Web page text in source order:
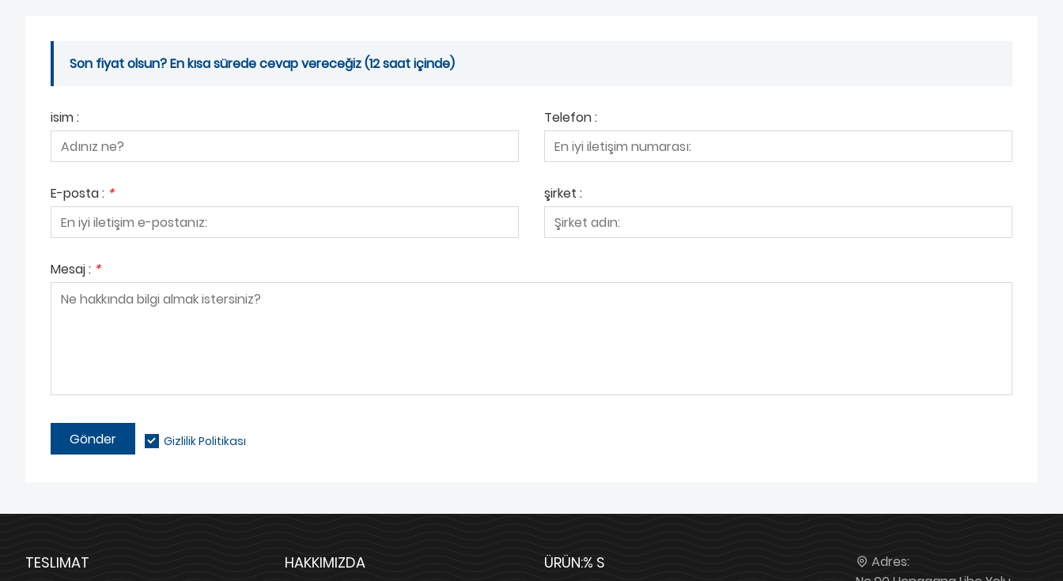
Son fiyat olsun? En kısa sürede cevap vereceğiz (12 saat içinde)
isim : Telefon :
E-posta : * şirket :
Mesaj : *
Gönder Gizlilik Politikası
TESLIMAT HAKKIMIZDA ÜRÜN:% S
Adres: